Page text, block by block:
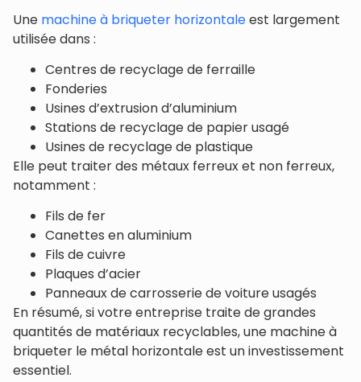
Une machine à briqueter horizontaleest largement
utilisée dans :
Centres de recyclage de ferraille
Fonderies
Usines d’extrusion d’aluminium
Stations de recyclage de papier usagé
Usines de recyclage de plastique
Elle peut traiter des métaux ferreux et non ferreux,
notamment :
Fils de fer
Canettes en aluminium
Fils de cuivre
Plaques d’acier
Panneaux de carrosserie de voiture usagés
En résumé, si votre entreprise traite de grandes
quantités de matériaux recyclables, une machine à
briqueter le métal horizontale est un investissement
essentiel.